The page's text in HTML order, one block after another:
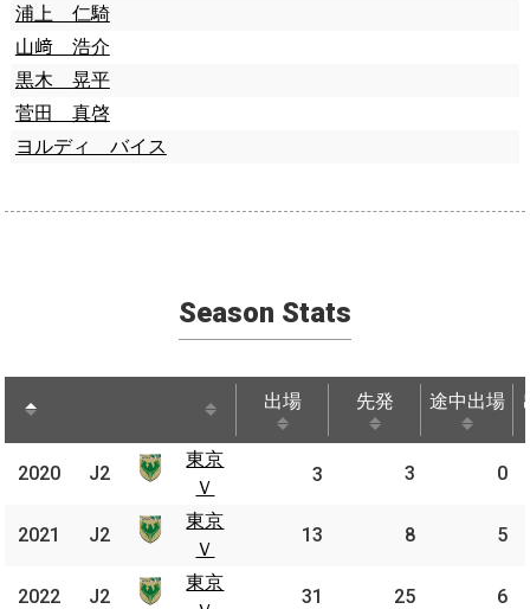
浦上 仁騎
山﨑 浩介
黒木 晃平
菅田 真啓
ヨルディ バイス
Season Stats
出場 先発 途中出場
2020
東京
Ｖ
3 3 0
2021
東京
Ｖ
13 8 5
2022
東京
31 25 6
2020 J2
東京
Ｖ
2021 J2
東京
Ｖ
2022 J2
東京